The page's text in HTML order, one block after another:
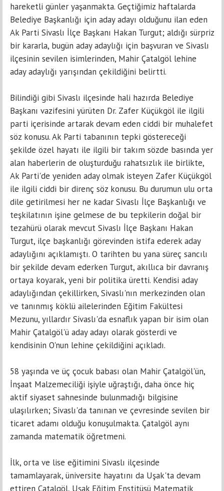
hareketli günler yaşanmakta. Geçtiğimiz haftalarda
Belediye Başkanlığı için aday adayı olduğunu ilan eden
Ak Parti Sivaslı İlçe Başkanı Hakan Turgut; aldığı sürpriz
bir kararla, bugün aday adaylığı için başvuran ve Sivaslı
ilçesinin sevilen isimlerinden, Mahir Çatalgöl lehine
aday adaylığı yarışından çekildiğini belirtti.
Bilindiği gibi Sivaslı ilçesinde hali hazırda Belediye
Başkanı vazifesini yürüten Dr. Zafer Küçükgöl ile ilgili
parti içerisinde artarak devam eden ciddi bir muhalefet
söz konusu. Ak Parti tabanının tepki göstereceği
şekilde özel hayatı ile ilgili bir takım sözde basında yer
alan haberlerin de oluşturduğu rahatsızlık ile birlikte,
Ak Parti'de yeniden aday olmak isteyen Zafer Küçükgöl
ile ilgili ciddi bir direnç söz konusu. Bu durumun ulu orta
dile getirilmesi her ne kadar Sivaslı İlçe Başkanlığı ve
teşkilatının işine gelmese de bu tepkilerin doğal bir
tezahürü olarak mevcut Sivaslı İlçe Başkanı Hakan
Turgut, ilçe başkanlığı görevinden istifa ederek aday
adaylığını açıklamıştı. O tarihten bu yana süreç sancılı
bir şekilde devam ederken Turgut, akıllıca bir davranış
ortaya koyarak, yeni bir politika üretti. Kendisi aday
adaylığından çekillirken, Sivaslı'nın merkezinden olan
ve tanınmış köklü ailelerinden Eğitim Fakültesi
Mezunu, yıllardır Sivaslı'da esnaflık yapan bir isim olan
Mahir Çatalgöl'ü aday adayı olarak gösterdi ve
kendisinin O'nun lehine çekildiğini açıkladı.
58 yaşında ve üç çocuk babası olan Mahir Çatalgöl'ün,
İnşaat Malzemeciliği işiyle uğraştığı, daha önce hiç
aktif siyaset sahnesinde bulunmadığı bilgisine
ulaşılırken; Sivaslı'da tanınan ve çevresinde sevilen bir
ticaret adamı olduğu konuşulmakta. Çatalgöl aynı
zamanda matematik öğretmeni.
İlk, orta ve lise eğitimini Sivaslı ilçesinde
tamamlayarak, üniversite hayatını da Uşak'ta devam
ettiren Çatalgöl, Uşak Eğitim Enstitüsü Matematik